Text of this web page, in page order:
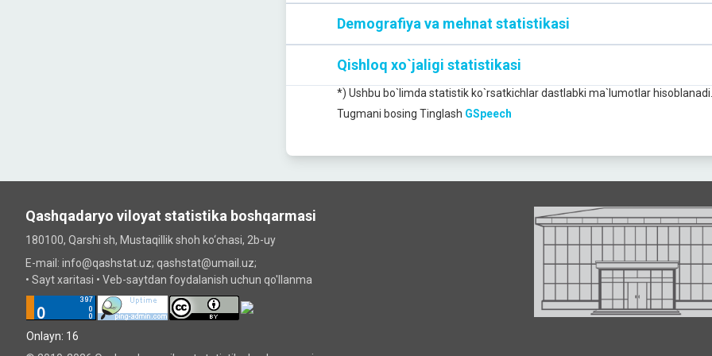
Demografiya va mehnat statistikasi
Qishloq xo`jaligi statistikasi
*) Ushbu bo`limda statistik ko`rsatkichlar dastlabki ma`lumotlar hisoblanadi.
Tugmani bosing Tinglash GSpeech
Qashqadaryo viloyat statistika boshqarmasi
180100, Qarshi sh, Mustаqillik shoh ko‘chаsi, 2b-uy
E-mail: info@qashstat.uz; qashstat@umail.uz;
• Sayt xaritasi • Veb-saytdan foydalanish uchun qo'llanma
Onlayn: 16